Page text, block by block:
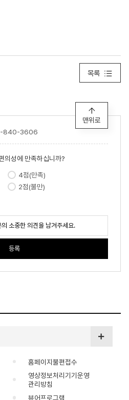
목록
840-3606
맨위로
의성에 만족하십니까?
4점(만족)
2점(불만)
홈페이지불편접수
영상정보처리기기운영
관리방침
뷰어프로그램